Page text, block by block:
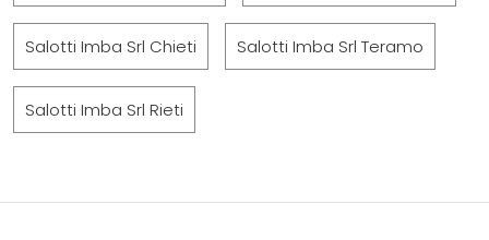
Salotti Imba Srl Chieti Salotti Imba Srl Teramo
Salotti Imba Srl Rieti